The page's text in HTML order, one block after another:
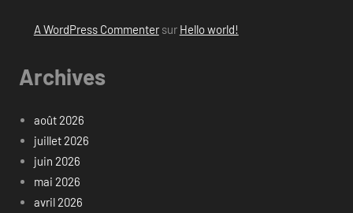
A WordPress Commentersur Hello world!
Archives
août 2026
juillet 2026
juin 2026
mai 2026
avril 2026